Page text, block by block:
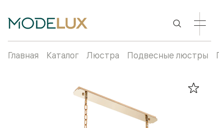
Главная Каталог Люстра Подвесные люстры